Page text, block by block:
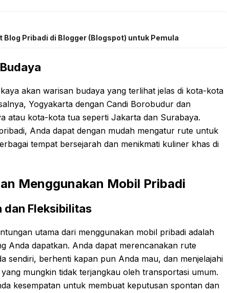
Blog Pribadi di Blogger (Blogspot) untuk Pemula
akan warisan budaya yang terlihat jelas di kota-kota
Yogyakarta dengan Candi Borobudur dan
atau kota-kota tua seperti Jakarta dan Surabaya.
Anda dapat dengan mudah mengatur rute untuk
tempat bersejarah dan menikmati kuliner khas di
Menggunakan Mobil Pribadi
dan Fleksibilitas
utama dari menggunakan mobil pribadi adalah
Anda dapatkan. Anda dapat merencanakan rute
sendiri, berhenti kapan pun Anda mau, dan menjelajahi
mungkin tidak terjangkau oleh transportasi umum.
kesempatan untuk membuat keputusan spontan dan